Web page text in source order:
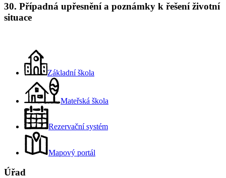
30. Případná upřesnění a poznámky k řešení životní
situace
Základní škola
Mateřská škola
Rezervační systém
Mapový portál
Úřad